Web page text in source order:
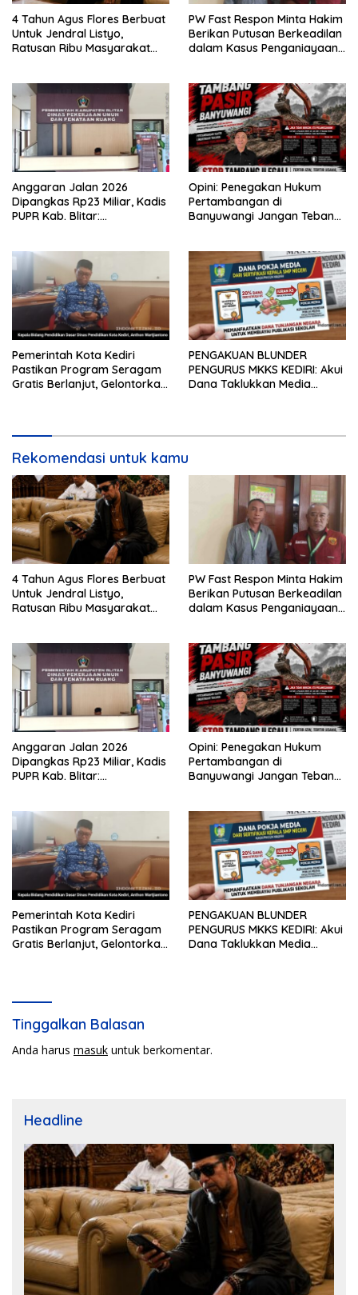
4 Tahun Agus Flores Berbuat
Untuk Jendral Listyo,
Ratusan Ribu Masyarakat
PW Fast Respon Minta Hakim
Berikan Putusan Berkeadilan
dalam Kasus Penganiayaan
Anggaran Jalan 2026
Dipangkas Rp23 Miliar, Kadis
PUPR Kab. Blitar:
Opini: Penegakan Hukum
Pertambangan di
Banyuwangi Jangan Tebang
Pemerintah Kota Kediri
Pastikan Program Seragam
Gratis Berlanjut, Gelontorkan
PENGAKUAN BLUNDER
PENGURUS MKKS KEDIRI: Akui
Dana Taklukkan Media
Rekomendasi untuk kamu
4 Tahun Agus Flores Berbuat
Untuk Jendral Listyo,
Ratusan Ribu Masyarakat
PW Fast Respon Minta Hakim
Berikan Putusan Berkeadilan
dalam Kasus Penganiayaan
Anggaran Jalan 2026
Dipangkas Rp23 Miliar, Kadis
PUPR Kab. Blitar:
Opini: Penegakan Hukum
Pertambangan di
Banyuwangi Jangan Tebang
Pemerintah Kota Kediri
Pastikan Program Seragam
Gratis Berlanjut, Gelontorkan
PENGAKUAN BLUNDER
PENGURUS MKKS KEDIRI: Akui
Dana Taklukkan Media
Tinggalkan Balasan
Anda harus masuk untuk berkomentar.
Headline